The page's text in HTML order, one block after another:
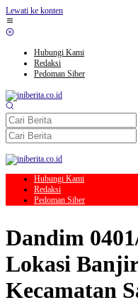
Lewati ke konten
Hubungi Kami
Redaksi
Pedoman Siber
Hubungi Kami
Redaksi
Pedoman Siber
Dandim
Lokasi
Kecamatan